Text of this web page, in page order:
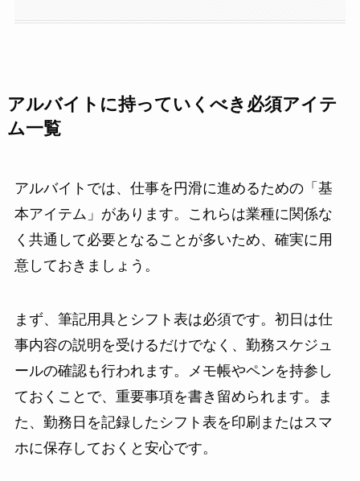
アルバイトに持っていくべき必須アイテ
ム一覧
アルバイトでは、仕事を円滑に進めるための「基
本アイテム」があります。これらは業種に関係な
く共通して必要となることが多いため、確実に用
意しておきましょう。
まず、筆記用具とシフト表は必須です。初日は仕
事内容の説明を受けるだけでなく、勤務スケジュ
ールの確認も行われます。メモ帳やペンを持参し
ておくことで、重要事項を書き留められます。ま
た、勤務日を記録したシフト表を印刷またはスマ
ホに保存しておくと安心です。